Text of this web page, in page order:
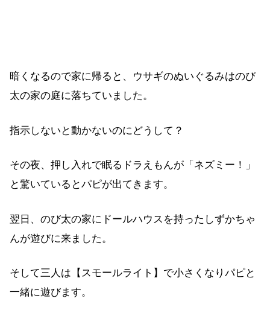
暗くなるので家に帰ると、ウサギのぬいぐるみはのび
太の家の庭に落ちていました。
指示しないと動かないのにどうして？
その夜、押し入れで眠るドラえもんが「ネズミー！」
と驚いているとパピが出てきます。
翌日、のび太の家にドールハウスを持ったしずかちゃ
んが遊びに来ました。
そして三人は【スモールライト】で小さくなりパピと
一緒に遊びます。